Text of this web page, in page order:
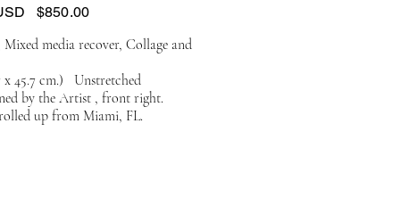
$850.00
media recover, Collage and
x 45.7 cm.) Unstretched
by the Artist , front right.
up from Miami, FL.